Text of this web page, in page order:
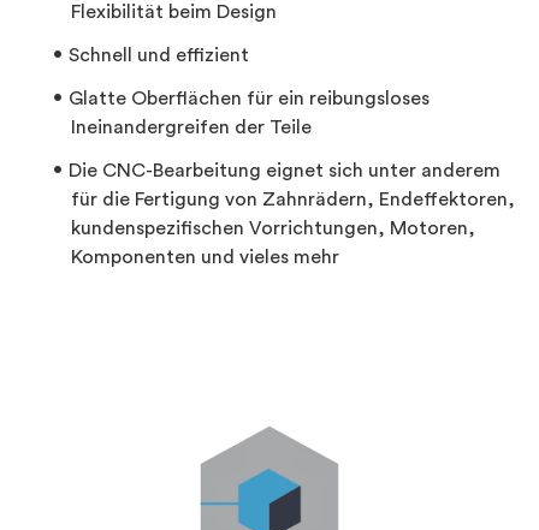
Flexibilität beim Design
Schnell und effizient
Glatte Oberflächen für ein reibungsloses
Ineinandergreifen der Teile
Die CNC-Bearbeitung eignet sich unter anderem
für die Fertigung von Zahnrädern, Endeffektoren,
kundenspezifischen Vorrichtungen, Motoren,
Komponenten und vieles mehr